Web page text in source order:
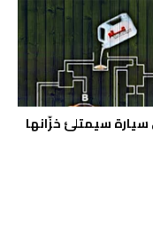
سيارة سيمتلئ خزّانها